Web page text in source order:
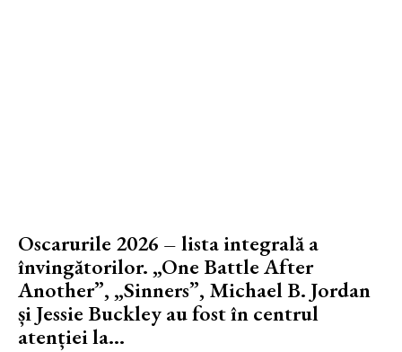
Oscarurile 2026 – lista integrală a
învingătorilor. „One Battle After
Another”, „Sinners”, Michael B. Jordan
și Jessie Buckley au fost în centrul
atenției la...